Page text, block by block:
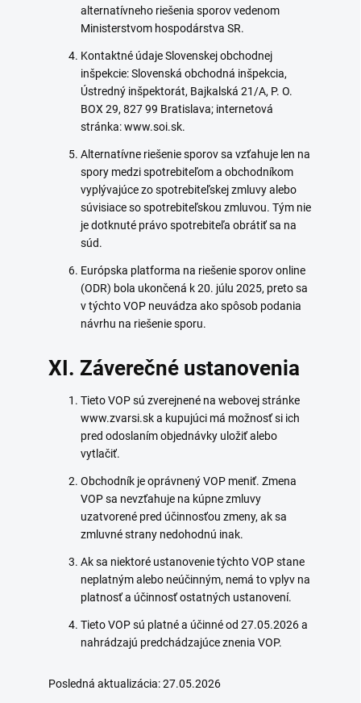
alternatívneho riešenia sporov vedenom
Ministerstvom hospodárstva SR.
Kontaktné údaje Slovenskej obchodnej
inšpekcie: Slovenská obchodná inšpekcia,
Ústredný inšpektorát, Bajkalská 21/A, P. O.
BOX 29, 827 99 Bratislava; internetová
stránka: www.soi.sk.
Alternatívne riešenie sporov sa vzťahuje len na
spory medzi spotrebiteľom a obchodníkom
vyplývajúce zo spotrebiteľskej zmluvy alebo
súvisiace so spotrebiteľskou zmluvou. Tým nie
je dotknuté právo spotrebiteľa obrátiť sa na
súd.
Európska platforma na riešenie sporov online
(ODR) bola ukončená k 20. júlu 2025, preto sa
v týchto VOP neuvádza ako spôsob podania
návrhu na riešenie sporu.
XI. Záverečné ustanovenia
Tieto VOP sú zverejnené na webovej stránke
www.zvarsi.sk a kupujúci má možnosť si ich
pred odoslaním objednávky uložiť alebo
vytlačiť.
Obchodník je oprávnený VOP meniť. Zmena
VOP sa nevzťahuje na kúpne zmluvy
uzatvorené pred účinnosťou zmeny, ak sa
zmluvné strany nedohodnú inak.
Ak sa niektoré ustanovenie týchto VOP stane
neplatným alebo neúčinným, nemá to vplyv na
platnosť a účinnosť ostatných ustanovení.
Tieto VOP sú platné a účinné od 27.05.2026 a
nahrádzajú predchádzajúce znenia VOP.
Posledná aktualizácia: 27.05.2026